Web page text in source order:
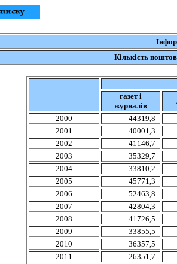
Кількість
газеті
журналів
2000
44319,8
2001
40001,3
2002
41146,7
2003
35329,7
2004
33810,2
2005
45771,3
2006
52463,8
2007
42804,3
2008
41726,5
2009
33855,5
2010
36357,5
2011
26351,7